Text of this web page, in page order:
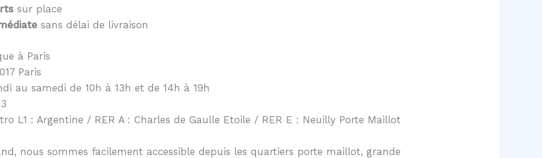
sur place
sans délai de livraison
à Paris
Paris
au samedi de 10h à 13h et de 14h à 19h
L1 : Argentine / RER A : Charles de Gaulle Etoile / RER E : Neuilly Porte Maillot
nous sommes facilement accessible depuis les quartiers porte maillot, grande